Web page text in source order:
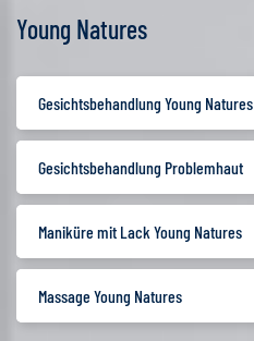
Young Natures
Gesichtsbehandlung Young Natures
Gesichtsbehandlung Problemhaut
Maniküre mit Lack Young Natures
Massage Young Natures